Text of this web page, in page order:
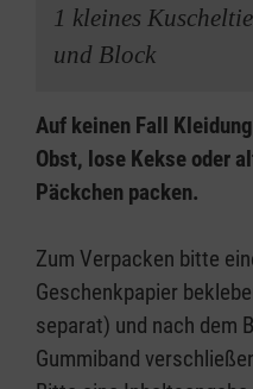
1 kleines
und Block
Auf keinen Fall
Obst, lose Kekse oder
Päckchen packen.
Zum Verpacken bitte
Geschenkpapier
separat) und nach dem
Gummiband